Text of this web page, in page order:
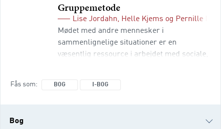
Gruppemetode
Lise Jordahn, Helle Kjems og Pernille
Mødet med andre mennesker i
sammenlignelige situationer er en
væsentlig ressource i arbejdet med sociale,
Fås som BOG I-BOG
Bog